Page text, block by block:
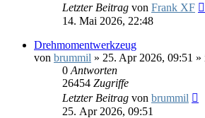
Letzter Beitrag von Frank XF
14. Mai 2026, 22:48
Drehmomentwerkzeug
von brummil » 25. Apr 2026, 09:51 »
0 Antworten
26454 Zugriffe
Letzter Beitrag von brummil
25. Apr 2026, 09:51